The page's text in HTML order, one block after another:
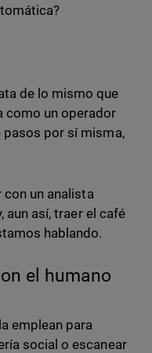
de lo mismo que
como un operador
pasos por sí misma,
con un analista
aun así, traer el café
hablando.
el humano
emplean para
social o escanear